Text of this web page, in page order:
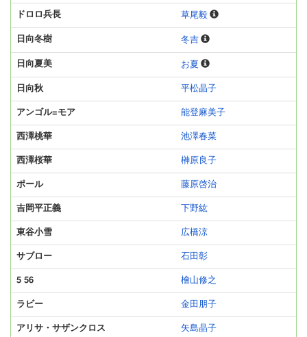
ドロロ兵長 草尾毅
日向冬樹 冬吉
日向夏美 お夏
日向秋 平松晶子
アンゴル=モア 能登麻美子
西澤桃華 池澤春菜
西澤桜華 榊原良子
ポール 藤原啓治
吉岡平正義 下野紘
東谷小雪 広橋涼
サブロー 石田彰
5 56 檜山修之
ラビー 金田朋子
アリサ・サザンクロス 矢島晶子